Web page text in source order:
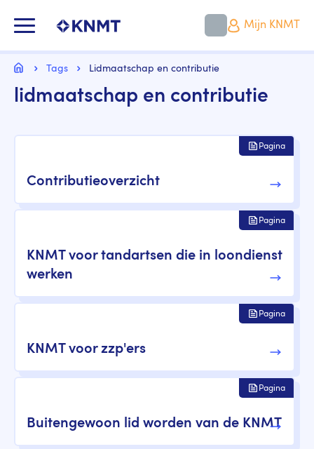
naar
gaan
Mijn KNMT
Kruimelpad
HomeTags Lidmaatschap en contributie
lidmaatschap en contributie
Contributieoverzicht
Pagina
KNMT voor tandartsen die in loondienst
werken
Pagina
KNMT voor zzp'ers
Pagina
Buitengewoon lid worden van de KNMT
Pagina